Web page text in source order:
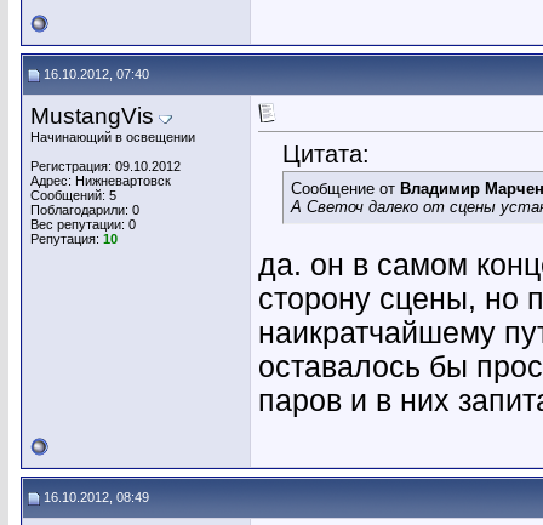
16.10.2012, 07:40
MustangVis
Начинающий в освещении
Регистрация: 09.10.2012
Адрес: Нижневартовск
Сообщений: 5
Поблагодарили: 0
Вес репутации: 0
Репутация: 10
Цитата:
Сообщение от Владимир
А Светоч далеко от сцены
да. он в самом
сторону сцены, но
наикратчайшему
оставалось бы
паров и в них
16.10.2012, 08:49